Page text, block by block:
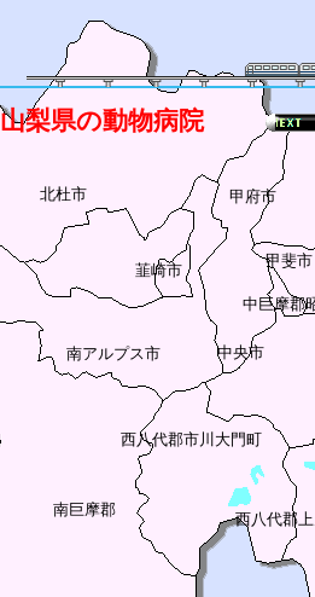
山梨県の動物病院
南アルプス市
韮崎市
中巨摩郡
南巨摩郡
北杜市
甲斐市
甲府市
西八代郡
西八代郡市川大門町
中央市